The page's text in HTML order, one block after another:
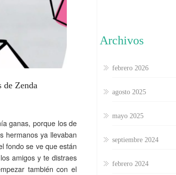
de Zenda
ganas, porque los de
hermanos ya llevaban
fondo se ve que están
amigos y te distraes
también con el
Archivos
febrero 2026
agosto 2025
mayo 2025
septiembre 2024
febrero 2024